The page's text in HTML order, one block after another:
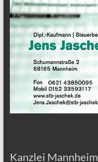
Kanzlei Mannheim